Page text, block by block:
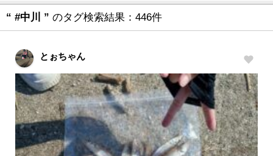
“ #中川 ” のタグ検索結果：446件
とぉちゃん